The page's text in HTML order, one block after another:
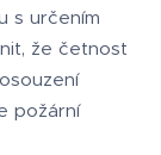
s určením
že četnost
požární